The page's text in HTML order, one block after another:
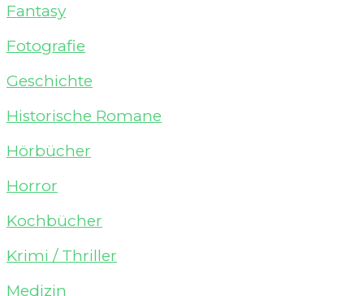
Fantasy
Fotografie
Geschichte
Historische Romane
Hörbücher
Horror
Kochbücher
Krimi / Thriller
Medizin